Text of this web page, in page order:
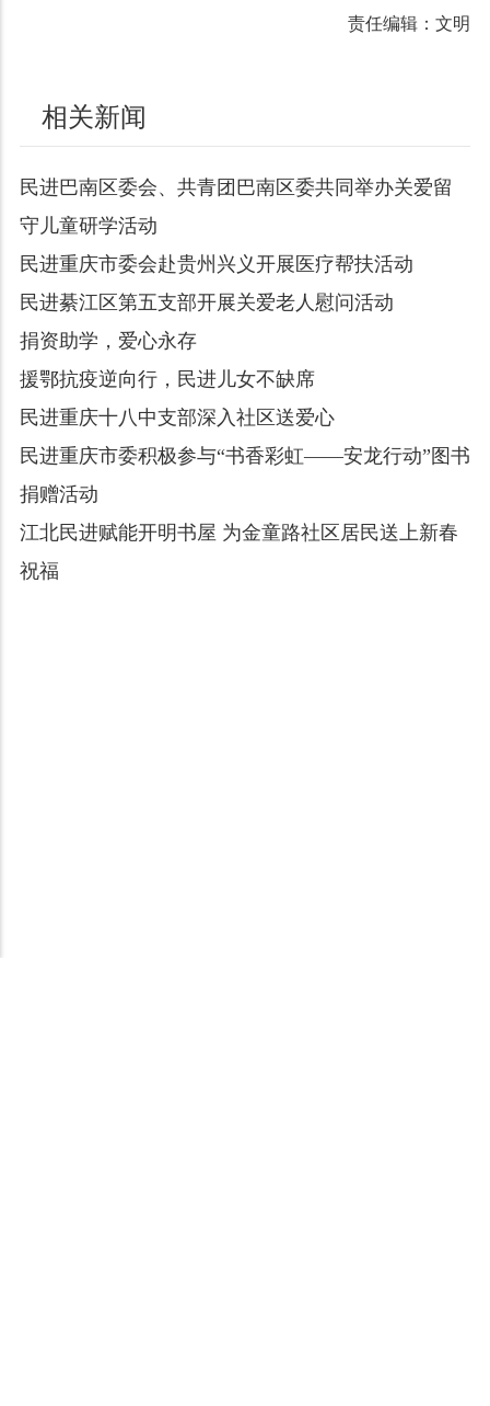
责任编辑：文明
相关新闻
民进巴南区委会、共青团巴南区委共同举办关爱留
守儿童研学活动
民进重庆市委会赴贵州兴义开展医疗帮扶活动
民进綦江区第五支部开展关爱老人慰问活动
捐资助学，爱心永存
援鄂抗疫逆向行，民进儿女不缺席
民进重庆十八中支部深入社区送爱心
民进重庆市委积极参与“书香彩虹——安龙行动”图书
捐赠活动
江北民进赋能开明书屋 为金童路社区居民送上新春
祝福